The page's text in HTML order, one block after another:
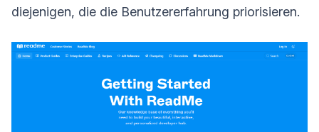
diejenigen, die die Benutzererfahrung priorisieren.